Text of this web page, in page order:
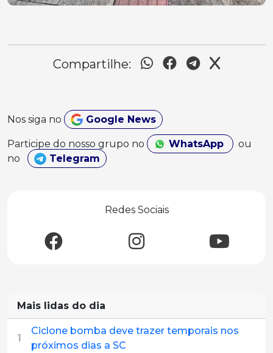
Compartilhe:
Nos siga no Google News
Participe do nosso grupo no WhatsApp
ou
no
Telegram
Redes Sociais
Mais lidas do dia
1
Ciclone bomba deve trazer temporais nos
próximos dias a SC